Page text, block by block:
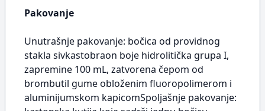
Pakovanje
Unutrašnje pakovanje: bočica od providnog
stakla sivkastobraon boje hidrolitička grupa I,
zapremine 100 mL, zatvorena čepom od
brombutil gume obloženim fluoropolimerom i
aluminijumskom kapicomSpoljašnje pakovanje: